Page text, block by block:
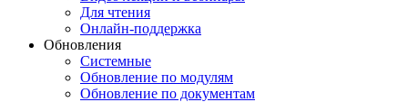
Для чтения
Онлайн-поддержка
Обновления
Системные
Обновление по модулям
Обновление по документам